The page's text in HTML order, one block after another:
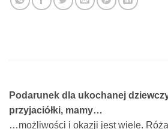
Podarunek dla ukochanej
przyjaciółki, mamy…
…możliwości i okazji jest wiele.